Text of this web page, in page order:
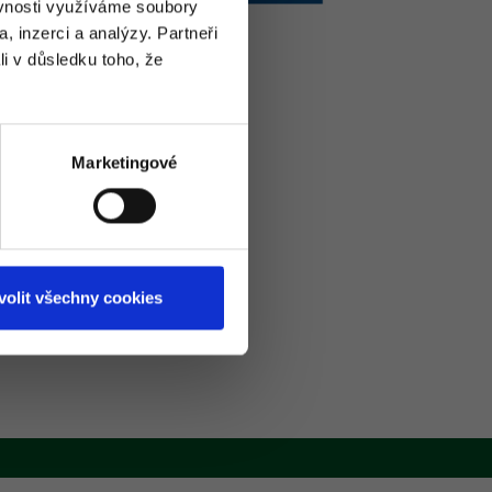
využíváme soubory
inzerci a analýzy. Partneři
v důsledku toho, že
Marketingové
všechny cookies